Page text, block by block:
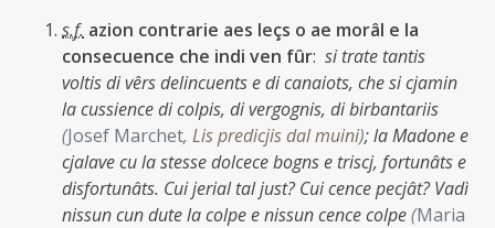
s.f. azion contrarie aes leçs o ae morâl e la
consecuence che indi ven fûr: si trate tantis
voltis di vêrs delincuents e di canaiots, che si cjamin
la cussience di colpis, di vergognis, di birbantariis
(Josef Marchet, Lis predicjis dal muini);la Madone e
cjalave cu la stesse dolcece bogns e triscj, fortunâts e
disfortunâts. Cui jerial tal just? Cui cence pecjât? Vadì
nissun cun dute la colpe e nissun cence colpe(Maria